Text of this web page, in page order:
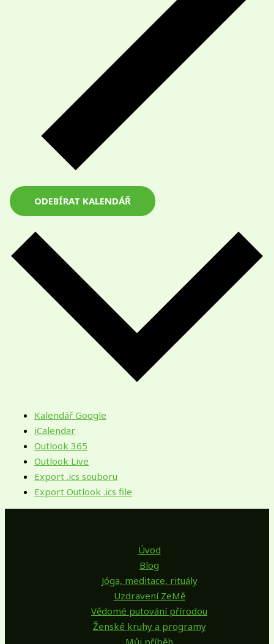
ODEBÍRAT KALENDÁŘ
Kalendář Google
iCalendar
Outlook 365
Outlook Live
Export .ics souboru
Export Outlook .ics file
Úvod
Blog
Jóga, meditace, rituály
Uzdravení ZeMě
Vědomé putování přírodou
Ženské kruhy a programy